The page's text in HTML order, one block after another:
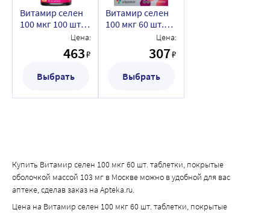
Витамир селен
100 мкг 100 шт.
оболочкой
массой 103 мг
Цена:
463₽
Выбрать
Витамир селен
100 мкг 60 шт.
оболочкой
массой 103 мг
Цена:
307₽
Выбрать
Купить Витамир селен 100 мкг 60 шт. таблетки, покрытые
оболочкой массой 103 мг в Москве можно в удобной для вас
аптеке, сделав заказ на Apteka.ru.
Цена на Витамир селен 100 мкг 60 шт. таблетки, покрытые